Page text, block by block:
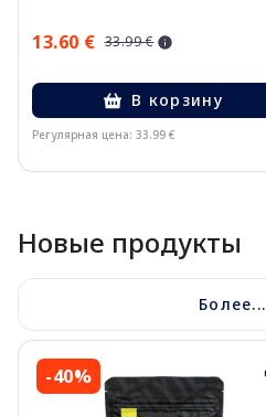
13.60 € 33.99 €
В корзину
Регулярная цена: 33.99 €
Новые продукты
Более...
-40%